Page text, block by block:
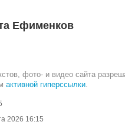
Ефименков
фото- и видео сайта
активной гиперссылки.
2026 16:15